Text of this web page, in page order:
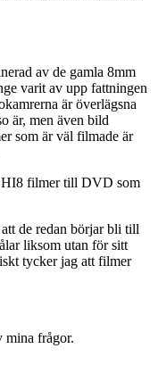
av de gamla 8mm
varit av upp fattningen
är överlägsna
är, men även bild
som är väl filmade är
HI8 filmer till DVD som
de redan börjar bli till
liksom utan för sitt
tycker jag att filmer
mina frågor.